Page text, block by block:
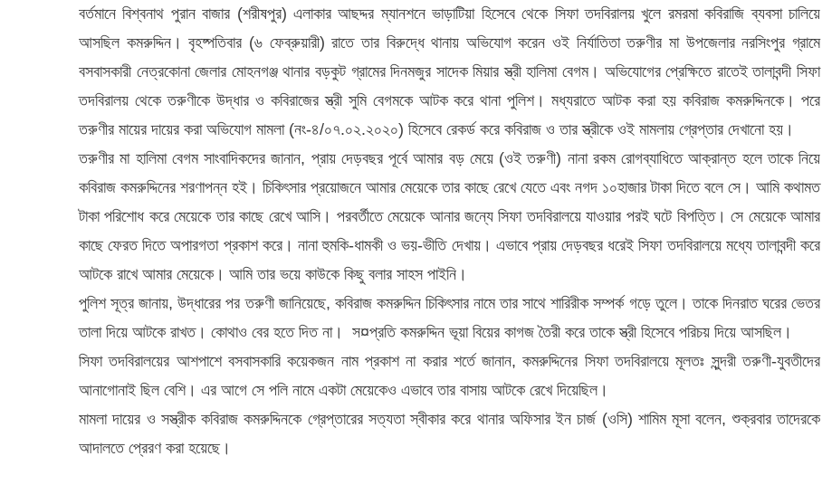
ধর্ষণ
:
বন্ড
কবিরাজ
গ্রেপ্তার
বর্তমানে বিশ্বনাথ পুরান বাজার (শরীষপুর) এলাকার আছদ্দর ম্যানশনে ভাড়াটিয়া হিসেবে থেকে সিফা তদবিরালয় খুলে রমরমা কবিরাজি ব্যবসা চালিয়ে
আসছিল কমরুদ্দিন। বৃহষ্পতিবার (৬ ফেব্রুয়ারী) রাতে তার বিরুদ্ধে থানায় অভিযোগ করেন ওই নির্যাতিতা তরুণীর মা উপজেলার নরসিংপুর গ্রামে
বসবাসকারী নেত্রকোনা জেলার মোহনগঞ্জ থানার বড়কুট গ্রামের দিনমজুর সাদেক মিয়ার স্ত্রী হালিমা বেগম। অভিযোগের প্রেক্ষিতে রাতেই তালাবন্দী সিফা
তদবিরালয় থেকে তরুণীকে উদ্ধার ও কবিরাজের স্ত্রী সুমি বেগমকে আটক করে থানা পুলিশ। মধ্যরাতে আটক করা হয় কবিরাজ কমরুদ্দিনকে। পরে
তরুণীর মায়ের দায়ের করা অভিযোগ মামলা (নং-৪/০৭.০২.২০২০) হিসেবে রেকর্ড করে কবিরাজ ও তার স্ত্রীকে ওই মামলায় গ্রেপ্তার দেখানো হয়।
তরুণীর মা হালিমা বেগম সাংবাদিকদের জানান, প্রায় দেড়বছর পূর্বে আমার বড় মেয়ে (ওই তরুণী) নানা রকম রোগব্যাধিতে আক্রান্ত হলে তাকে নিয়ে
কবিরাজ কমরুদ্দিনের শরণাপন্ন হই। চিকিৎসার প্রয়োজনে আমার মেয়েকে তার কাছে রেখে যেতে এবং নগদ ১০হাজার টাকা দিতে বলে সে। আমি কথামত
টাকা পরিশোধ করে মেয়েকে তার কাছে রেখে আসি। পরবর্তীতে মেয়েকে আনার জন্যে সিফা তদবিরালয়ে যাওয়ার পরই ঘটে বিপত্তি। সে মেয়েকে আমার
কাছে ফেরত দিতে অপারগতা প্রকাশ করে। নানা হুমকি-ধামকী ও ভয়-ভীতি দেখায়। এভাবে প্রায় দেড়বছর ধরেই সিফা তদবিরালয়ে মধ্যে তালাবন্দী করে
আটকে রাখে আমার মেয়েকে। আমি তার ভয়ে কাউকে কিছু বলার সাহস পাইনি।
পুলিশ সূত্র জানায়, উদ্ধারের পর তরুণী জানিয়েছে, কবিরাজ কমরুদ্দিন চিকিৎসার নামে তার সাথে শারিরীক সম্পর্ক গড়ে তুলে। তাকে দিনরাত ঘরের ভেতর
তালা দিয়ে আটকে রাখত। কোথাও বের হতে দিত না। স¤প্রতি কমরুদ্দিন ভূয়া বিয়ের কাগজ তৈরী করে তাকে স্ত্রী হিসেবে পরিচয় দিয়ে আসছিল।
সিফা তদবিরালয়ের আশপাশে বসবাসকারি কয়েকজন নাম প্রকাশ না করার শর্তে জানান, কমরুদ্দিনের সিফা তদবিরালয়ে মূলতঃ সুন্দরী তরুণী-যুবতীদের
আনাগোনাই ছিল বেশি। এর আগে সে পলি নামে একটা মেয়েকেও এভাবে তার বাসায় আটকে রেখে দিয়েছিল।
মামলা দায়ের ও সস্ত্রীক কবিরাজ কমরুদ্দিনকে গ্রেপ্তারের সত্যতা স্বীকার করে থানার অফিসার ইন চার্জ (ওসি) শামিম মূসা বলেন, শুক্রবার তাদেরকে
আদালতে প্রেরণ করা হয়েছে।